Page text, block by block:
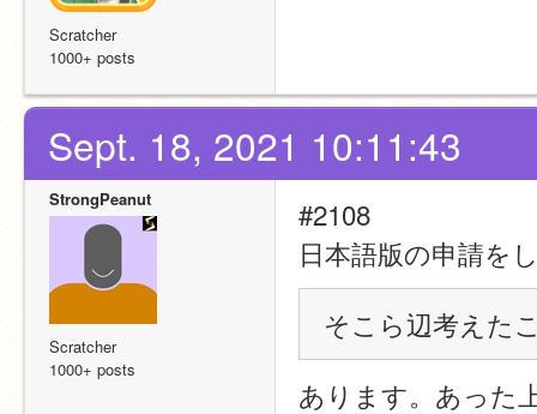
Scratcher
1000+ posts
Sept. 18, 2021 10:11:43
StrongPeanut
Scratcher
1000+ posts
#2108
日本語版の申請を
そこら辺考えた
あります。あった